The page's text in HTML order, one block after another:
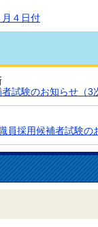
４日付
試験のお知らせ（3
員採用候補者試験の